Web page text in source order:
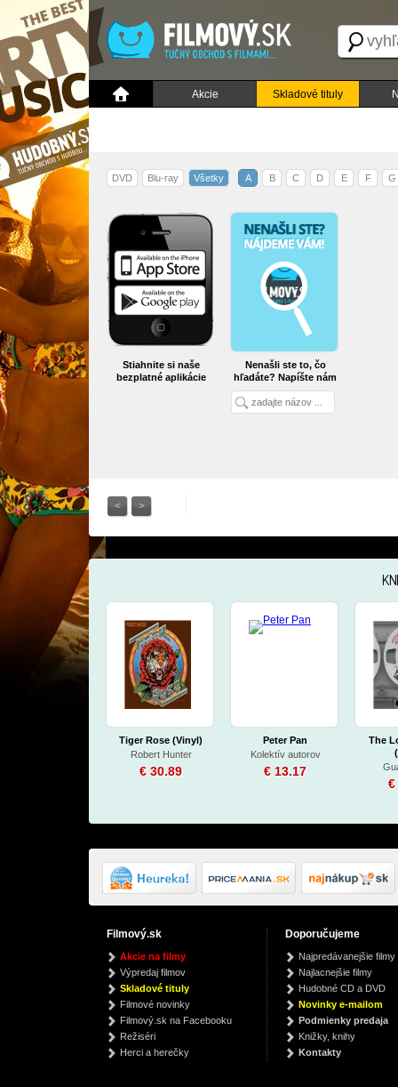
Akcie Skladové tituly
DVD Blu-ray Všetky A B C D E F G
Stiahnite si naše
bezplatné aplikácie
Nenašli ste to, čo
hľadáte? Napíšte nám
< >
Tiger Rose (Vinyl)
Robert Hunter
€ 30.89
Peter Pan
Kolektív autorov
€ 13.17
The
€
Laundri (4th mini
album - Poca album -
softener version)
Moon Byul (Mamamoo)
€ 27.59
YOI (Limited B EN Ver)
Enhypen
€ 23.29
Za
Filmový.sk
Akcie na filmy
Výpredaj filmov
Skladové tituly
Filmové novinky
Filmový.sk na Facebooku
Režiséri
Herci a herečky
Doporučujeme
Najpredávanejšie filmy
Najlacnejšie filmy
Hudobné CD a DVD
Novinky e-mailom
Podmienky predaja
Knižky, knihy
Kontakty